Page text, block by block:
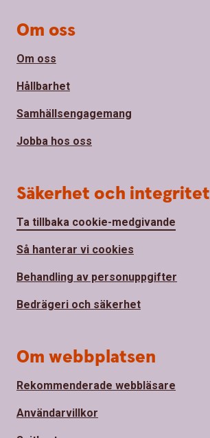
Om oss
Om oss
Hållbarhet
Samhällsengagemang
Jobba hos oss
Säkerhet och integritet
Ta tillbaka cookie-medgivande
Så hanterar vi cookies
Behandling av personuppgifter
Bedrägeri och säkerhet
Om webbplatsen
Rekommenderade webbläsare
Användarvillkor